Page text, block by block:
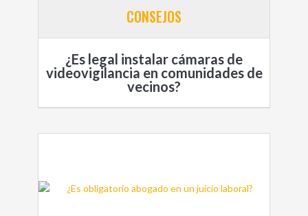
CONSEJOS
¿Es legal instalar cámaras de
videovigilancia en comunidades de
vecinos?